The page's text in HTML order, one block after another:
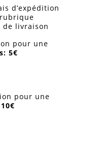
d’expédition
de livraison
pour une
5€
pour une